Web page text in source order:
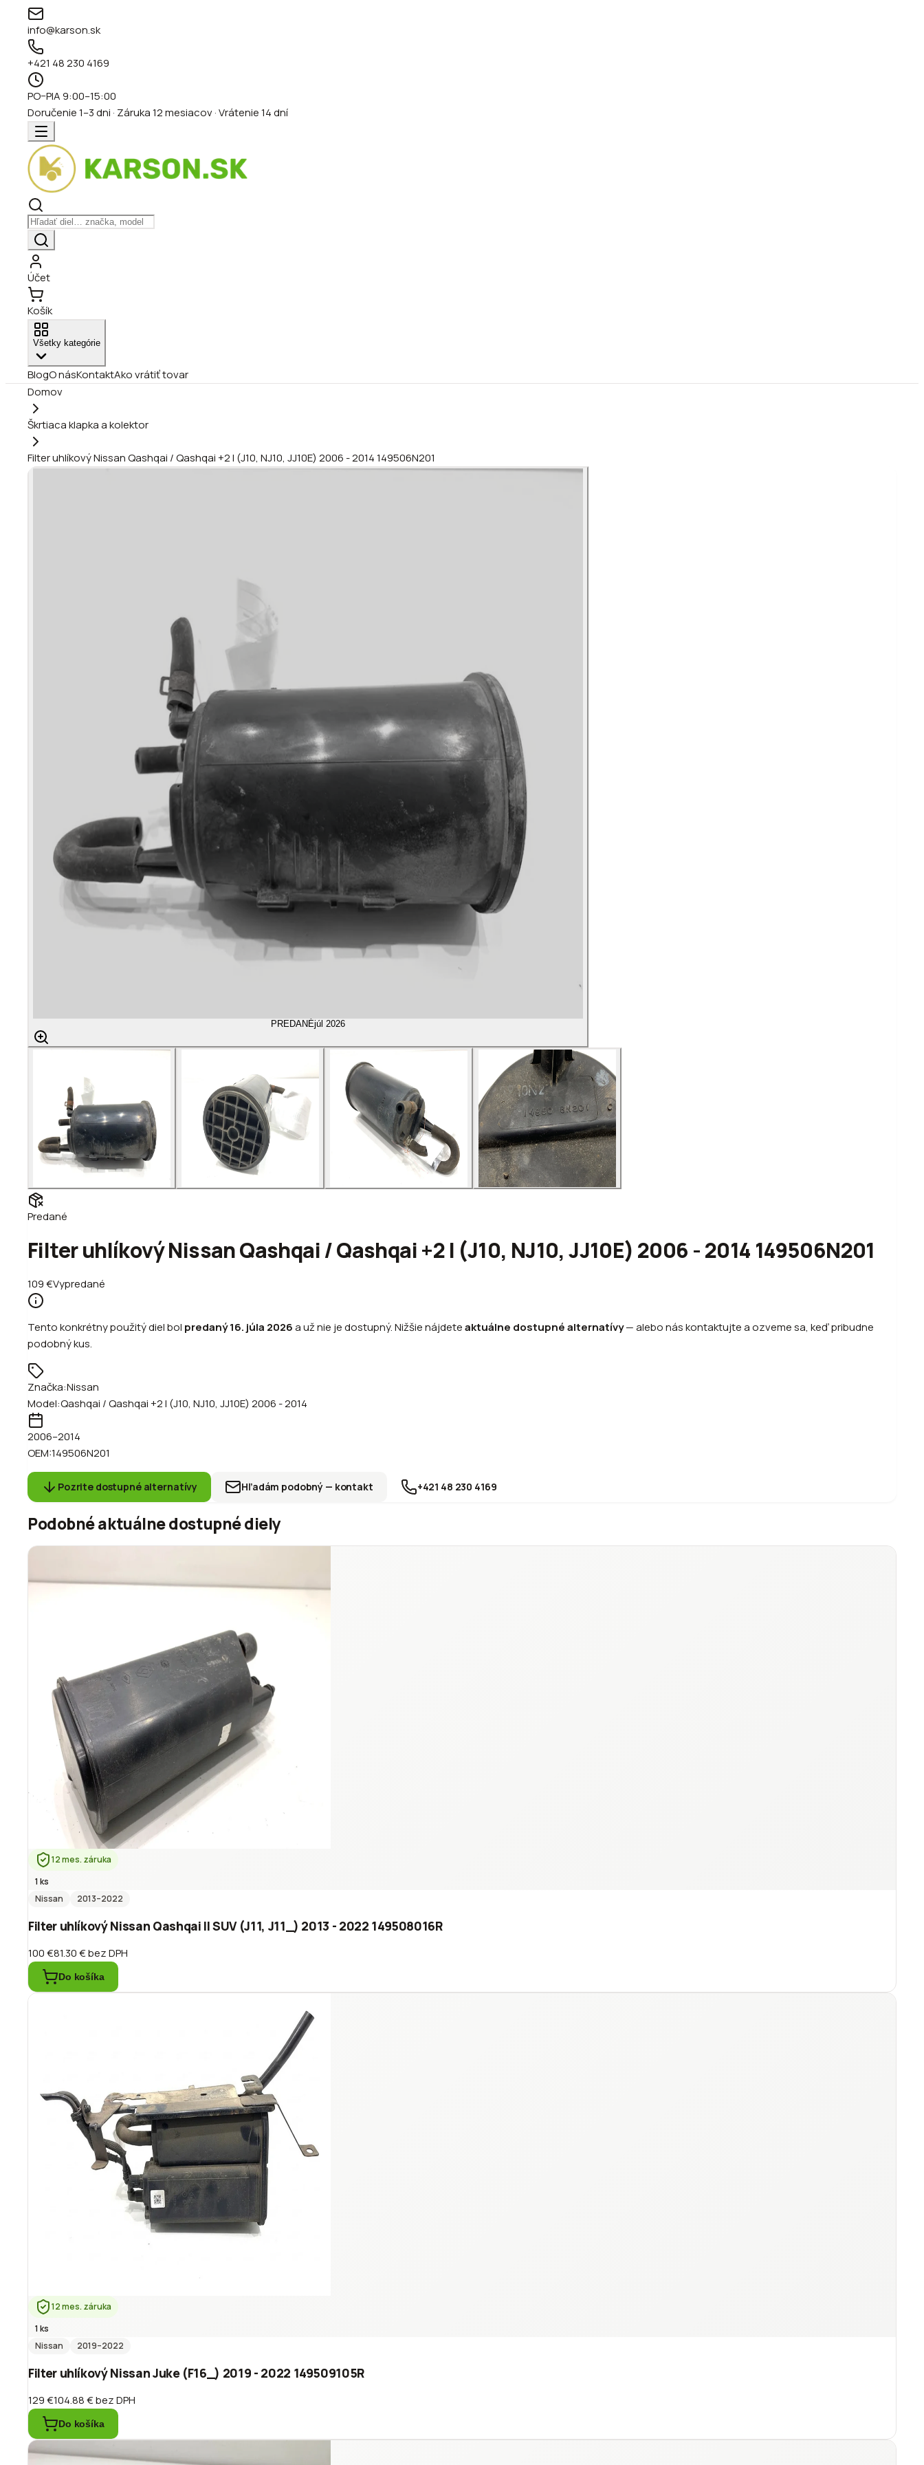
info@karson.sk
+421 48 230 4169
PO–PIA 9:00–15:00
Doručenie 1–3 dni · Záruka 12 mesiacov · Vrátenie 14 dní
Účet
Košík
Všetky kategórie
BlogO násKontaktAko vrátiť tovar
Domov
Škrtiaca klapka a kolektor
Filter uhlíkový Nissan Qashqai / Qashqai +2 I (J10, NJ10, JJ10E) 2006 - 2014 149506N201
PREDANÉjúl 2026
Predané
Filter uhlíkový Nissan Qashqai / Qashqai +2 I (J10, NJ10, JJ10E) 2006 - 2014 149506N201
109€Vypredané
Tento konkrétny použitý diel bol predaný16. júla 2026a už nie je dostupný. Nižšie nájdeteaktuálne dostupné alternatívy—alebonás kontaktujte a ozveme sa, keď pribudne
podobný kus.
Značka:Nissan
Model:Qashqai / Qashqai +2 I (J10, NJ10, JJ10E) 2006 - 2014
2006–2014
OEM:149506N201
Pozrite dostupné alternatívy Hľadám podobný — kontakt +421 48 230 4169
Podobné aktuálne dostupné diely
12 mes. záruka
1 ks
Nissan
2013–2022
Filter uhlíkový Nissan Qashqai II SUV (J11, J11_) 2013 - 2022 149508016R
100 €81.30 €bez DPH
Do košíka
12 mes. záruka
1 ks
Nissan
2019–2022
Filter uhlíkový Nissan Juke (F16_) 2019 - 2022 149509105R
129 €104.88 €bez DPH
Do košíka